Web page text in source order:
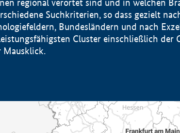
regional verortet sind und in welchen
Suchkriterien, so dass gezielt
Bundesländern und nach
Cluster einschließlich
Mausklick.